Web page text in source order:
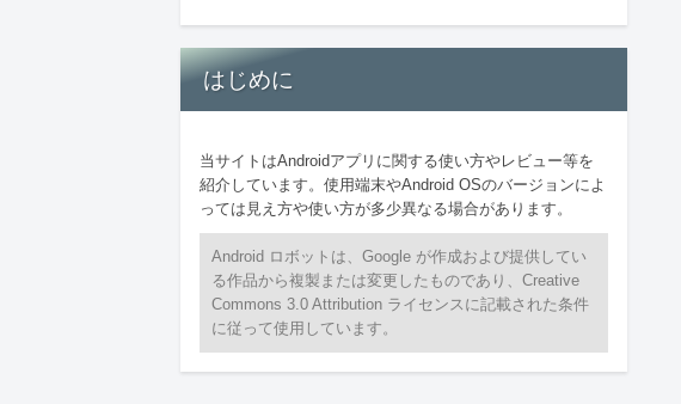
はじめに
当サイトはAndroidアプリに関する使い方やレビュー等を
紹介しています。使用端末やAndroid OSのバージョンによ
っては見え方や使い方が多少異なる場合があります。
Android ロボットは、Google が作成および提供してい
る作品から複製または変更したものであり、Creative
Commons 3.0 Attribution ライセンスに記載された条件
に従って使用しています。